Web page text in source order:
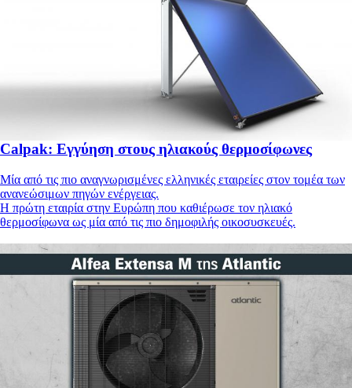
Calpak: Εγγύηση στους ηλιακούς θερμοσίφωνες
Μία από τις πιο αναγνωρισμένες ελληνικές εταιρείες στον τομέα των
ανανεώσιμων πηγών ενέργειας.
Η πρώτη εταιρία στην Ευρώπη που καθιέρωσε τον ηλιακό
θερμοσίφωνα ως μία από τις πιο δημοφιλής οικοσυσκευές.